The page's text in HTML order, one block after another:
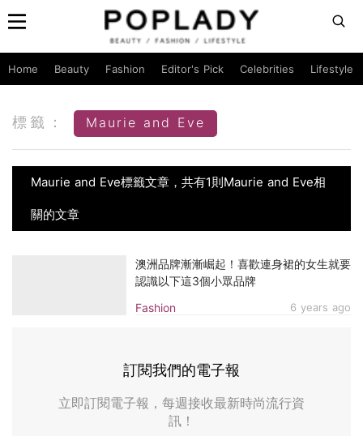
Home Beauty Fashion Editor's Pick Celebrities Lifestyle
標籤： Maurie and Eve
Maurie and Eve標籤文章，共有1則Maurie and Eve相
關的文章
Fashion 6 years ago
澳洲品牌漸漸崛起！喜歡連身裙的女生就要
認識以下這3個小眾品牌
訂閱我們的電子報
立即訂閱電子報，每週接收最新時尚流行資
訊！